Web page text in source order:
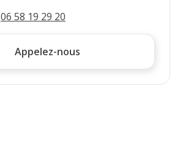
06 58 19 29 20
Appelez-nous